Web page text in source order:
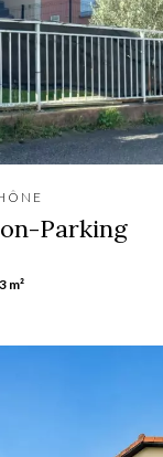
Parking
m²